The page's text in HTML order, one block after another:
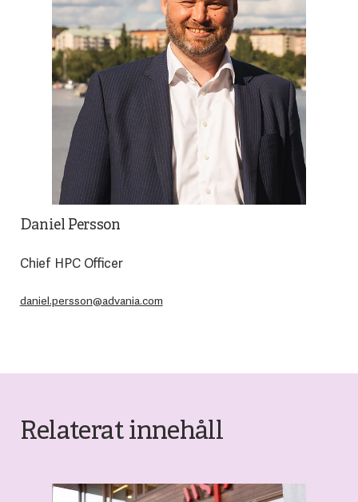
Daniel Persson
Chief HPC Officer
daniel.persson@advania.com
Relaterat innehåll